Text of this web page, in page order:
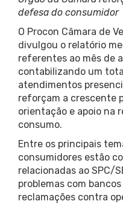
defesa do consumidor
O Procon Câmara de
divulgou o relatório
referentes ao mês de
contabilizando um
atendimentos
reforçam a crescente
orientação e apoio na
consumo.
Entre os principais
consumidores estão
relacionadas ao SPC/
problemas com
reclamações contra